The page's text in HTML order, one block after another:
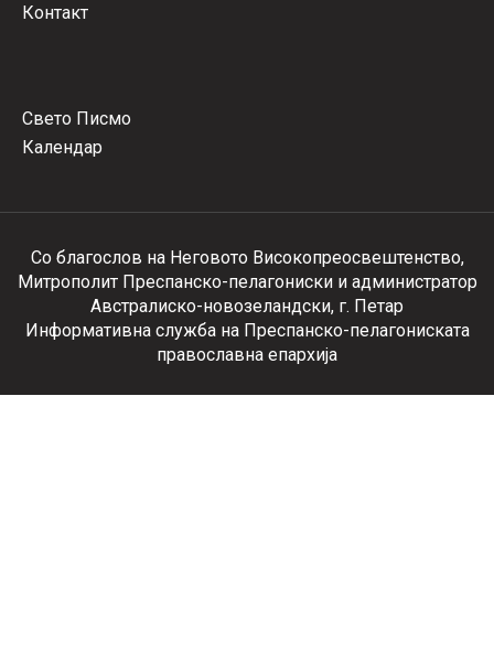
Контакт
Свето Писмо
Календар
Со благослов на Неговото Високопреосвештенство,
Митрополит Преспанско-пелагониски и администратор
Австралиско-новозеландски, г. Петар
Информативна служба на Преспанско-пелагониската
православна епархија